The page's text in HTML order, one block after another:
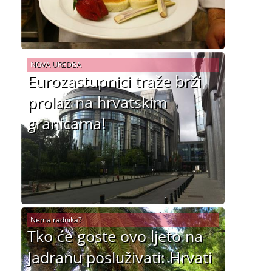
Eurozastupnici traže brži
prolaz na hrvatskim
granicama!
NOVA UREDBA
Tko će goste ovo ljeto na
Jadranu posluživati: Hrvati
Nema radnika?